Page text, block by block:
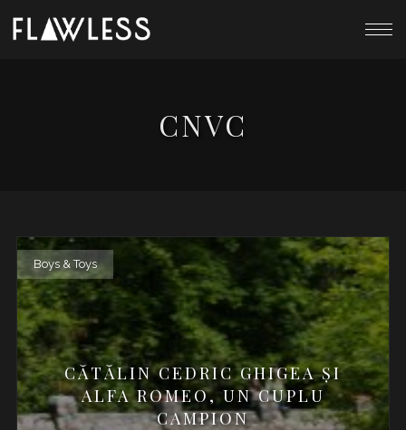
CNVC
Boys & Toys
CĂTĂLIN CEDRIC GHIGEA ȘI
ALFA ROMEO, UN CUPLU
CAMPION